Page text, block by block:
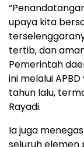
upaya kita
tertib, dan
Pemerintah
ini melalui
tahun lalu,
Rayadi.
Ia juga
seluruh